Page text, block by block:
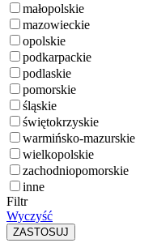
małopolskie
mazowieckie
opolskie
podkarpackie
podlaskie
pomorskie
śląskie
świętokrzyskie
warmińsko-mazurskie
wielkopolskie
zachodniopomorskie
inne
Filtr
Wyczyść